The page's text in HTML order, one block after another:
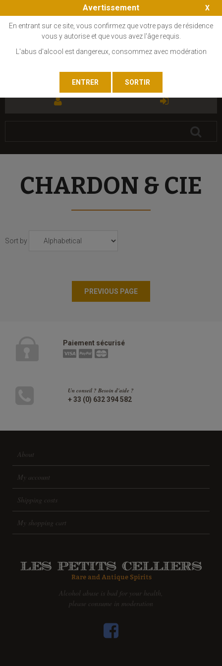
CHARDON & CIE
Sort by
Paiement sécurisé
Un conseil ? Besoin d'aide ?
+ 33 (0) 632 394 582
About
My account
Shipping costs
My shopping cart
Alcohol abuse is bad for your health,
please consume in moderation
Avertissement
En entrant sur ce site, vous confirmez que votre pays de résidence
vous y autorise et que vous avez l'âge requis.
L'abus d'alcool est dangereux, consommez avec modération